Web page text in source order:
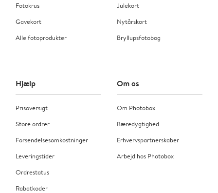
Fotokrus
Gavekort
Alle fotoprodukter
Julekort
Nytårskort
Bryllupsfotobog
Hjælp
Prisoversigt
Store ordrer
Forsendelsesomkostninger
Leveringstider
Ordrestatus
Rabatkoder
Om os
Om Photobox
Bæredygtighed
Erhvervspartnerskaber
Arbejd hos Photobox